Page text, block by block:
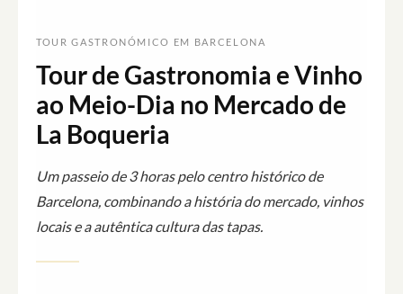
TOUR GASTRONÓMICO EM BARCELONA
Tour de Gastronomia e Vinho
ao Meio-Dia no Mercado de
La Boqueria
Um passeio de 3 horas pelo centro histórico de
Barcelona, combinando a história do mercado, vinhos
locais e a autêntica cultura das tapas.